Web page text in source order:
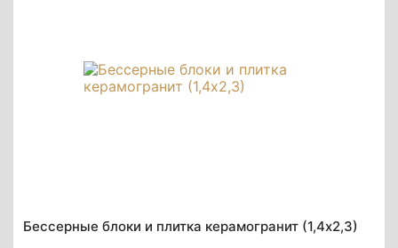
Бессерные блоки и плитка керамогранит (1,4х2,3)